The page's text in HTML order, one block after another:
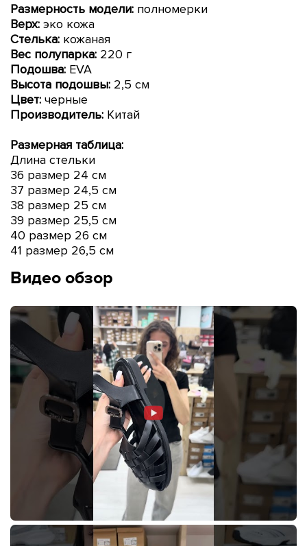
Размерность модели: полномерки
Верх: эко кожа
Стелька: кожаная
Вес полупарка: 220 г
Подошва: EVA
Высота подошвы: 2,5 см
Цвет: черные
Производитель: Китай
Размерная таблица:
Длина стельки
36 размер 24 см
37 размер 24,5 см
38 размер 25 см
39 размер 25,5 см
40 размер 26 см
41 размер 26,5 см
Видео обзор